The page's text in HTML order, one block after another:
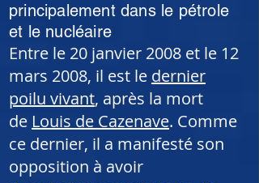
principalement dans le pétrole
et le nucléaire
Entre le 20 janvier 2008 et le 12
mars 2008, il est le dernier
poilu vivant, après la mort
de Louis de Cazenave. Comme
ce dernier, il a manifesté son
opposition à avoir